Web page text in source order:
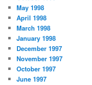
May 1998
April 1998
March 1998
January 1998
December 1997
November 1997
October 1997
June 1997